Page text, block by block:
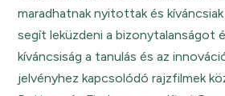
maradhatnak nyitottak és
segít leküzdeni a bizonytalanságot
kíváncsiság a tanulás és az
jelvényhez kapcsolódó rajzfilmek